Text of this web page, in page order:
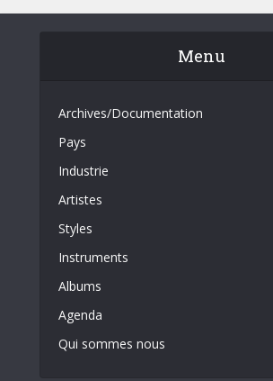
Menu
Archives/Documentation
Pays
Industrie
Artistes
Styles
Instruments
Albums
Agenda
Qui sommes nous